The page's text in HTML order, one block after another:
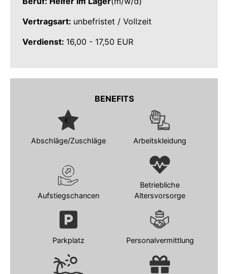
Vertragsart: unbefristet / Vollzeit
Verdienst: 16,00 - 17,50 EUR
BENEFITS
Abschläge/Zuschläge Arbeitskleidung
Aufstiegschancen
Betriebliche
Altersvorsorge
Parkplatz Personalvermittlung